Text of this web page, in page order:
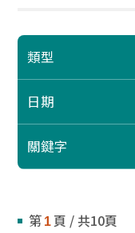
類型
日期
關鍵字
第 1 頁 / 共10頁